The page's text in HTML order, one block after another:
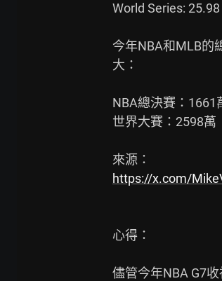
World Series:
今年NBA和MLB的
大：
NBA總決賽：1661
世界大賽：2598萬
https://x.com/
心得：
儘管今年NBA G7